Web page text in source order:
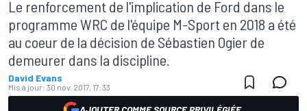
Le renforcement de l'implication de Ford dans le
programme WRC de l'équipe M-Sport en 2018 a été
au coeur de la décision de Sébastien Ogier de
demeurer dans la discipline.
David Evans
Mis à jour: 30 nov. 2017, 17:33